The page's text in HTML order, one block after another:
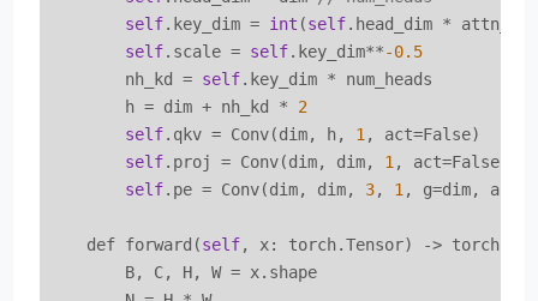
self.key_dim = int (self.head_dim *
self.scale = self.key_dim**-0.5
        nh_kd =
self.key_dim * num_heads
        h = dim + nh_kd *
2
self.qkv = Conv(dim, h, 1, act=False)
self.proj = Conv(dim, dim, 1, act=False)
self.pe = Conv(dim, dim, 3, 1, g=dim,
    def forward(
self, x: torch.Tensor) ->
        B, C, H, W = x.shape